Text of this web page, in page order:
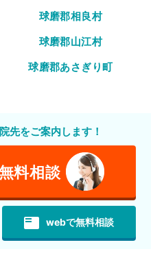
球磨郡相良村
球磨郡山江村
球磨郡あさぎり町
先をご案内します！
料相談
featured_play_list webで無料相談